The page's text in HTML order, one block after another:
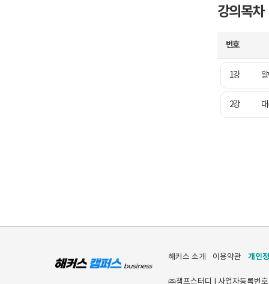
강의목차
번호
1강
2강
해커스 소개 이용약관 개인
㈜챔프스터디 | 사업자등록번